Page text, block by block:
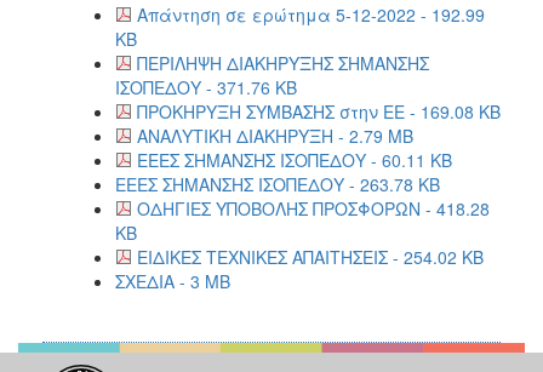
Απάντηση σε ερώτημα 5-12-2022 - 192.99
KB
ΠΕΡΙΛΗΨΗ ΔΙΑΚΗΡΥΞΗΣ ΣΗΜΑΝΣΗΣ
ΙΣΟΠΕΔΟΥ - 371.76 KB
ΠΡΟΚΗΡΥΞΗ ΣΥΜΒΑΣΗΣ στην ΕΕ - 169.08 KB
ΑΝΑΛΥΤΙΚΗ ΔΙΑΚΗΡΥΞΗ - 2.79 MB
ΕΕΕΣ ΣΗΜΑΝΣΗΣ ΙΣΟΠΕΔΟΥ - 60.11 KB
ΕΕΕΣ ΣΗΜΑΝΣΗΣ ΙΣΟΠΕΔΟΥ - 263.78 KB
ΟΔΗΓΙΕΣ ΥΠΟΒΟΛΗΣ ΠΡΟΣΦΟΡΩΝ - 418.28
KB
ΕΙΔΙΚΕΣ ΤΕΧΝΙΚΕΣ ΑΠΑΙΤΗΣΕΙΣ - 254.02 KB
ΣΧΕΔΙΑ - 3 MB